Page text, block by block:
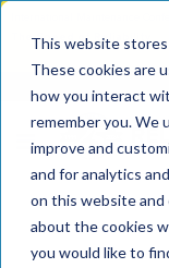
This website
These cookies are
how you interact
remember you. We
improve and
and for analytics
on this website and
about the cookies
you would like to
The Speed of Reliability